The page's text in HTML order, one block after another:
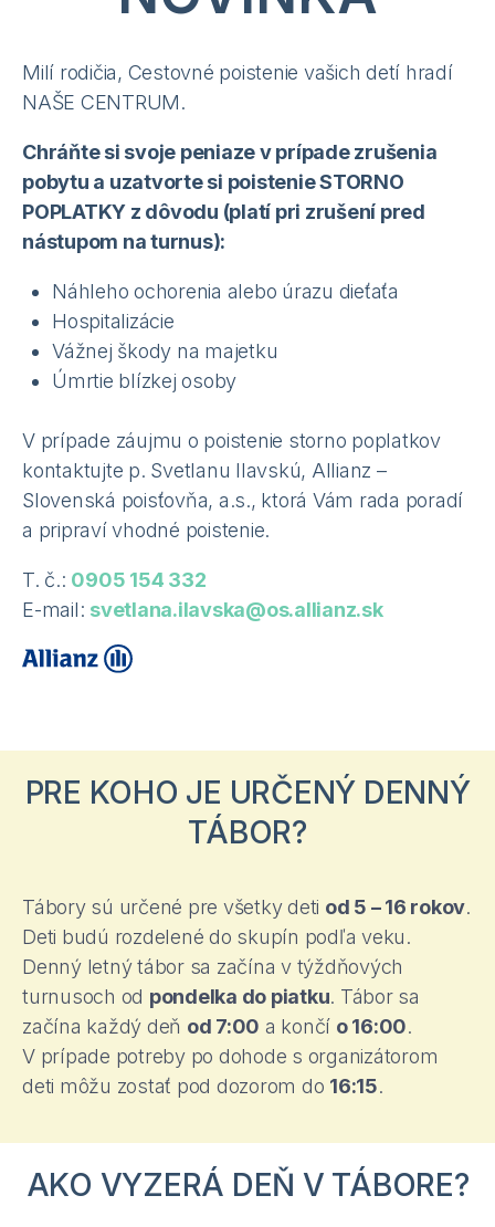
Milí rodičia, Cestovné poistenie vašich detí hradí
NAŠE CENTRUM.
Chráňte si svoje peniaze v prípade zrušenia
pobytu a uzatvorte si poistenie STORNO
POPLATKY z dôvodu (platí pri zrušení pred
nástupom na turnus):
Náhleho ochorenia alebo úrazu dieťaťa
Hospitalizácie
Vážnej škody na majetku
Úmrtie blízkej osoby
V prípade záujmu o poistenie storno poplatkov
kontaktujte p. Svetlanu Ilavskú, Allianz –
Slovenská poisťovňa, a.s., ktorá Vám rada poradí
a pripraví vhodné poistenie.
T. č.: 0905 154 332
E-mail: svetlana.ilavska@os.allianz.sk
PRE KOHO JE URČENÝ DENNÝ
TÁBOR?
Tábory sú určené pre všetky deti od 5 – 16 rokov.
Deti budú rozdelené do skupín podľa veku.
Denný letný tábor sa začína v týždňových
turnusoch od pondelka do piatku. Tábor sa
začína každý deň od 7:00 a končí o 16:00.
V prípade potreby po dohode s organizátorom
deti môžu zostať pod dozorom do 16:15.
AKO VYZERÁ DEŇ V TÁBORE?